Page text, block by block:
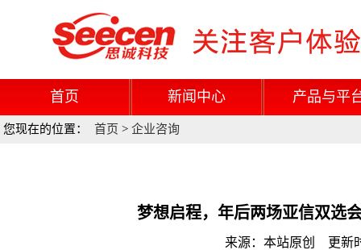
首页 新闻中心 产品与平
您现在的位置： 首页 > 企业咨询
梦想启程，年后两场亚信双选
来源：本站原创 更新